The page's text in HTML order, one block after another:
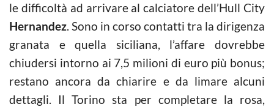
le difficoltà ad arrivare al calciatore dell’Hull City
Hernandez. Sono in corso contatti tra la dirigenza
granata e quella siciliana, l’affare dovrebbe
chiudersi intorno ai 7,5 milioni di euro più bonus;
restano ancora da chiarire e da limare alcuni
dettagli. Il Torino sta per completare la rosa,